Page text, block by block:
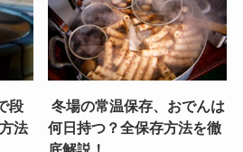
段
法
冬場の常温保存、おでんは
何日持つ？全保存方法を徹